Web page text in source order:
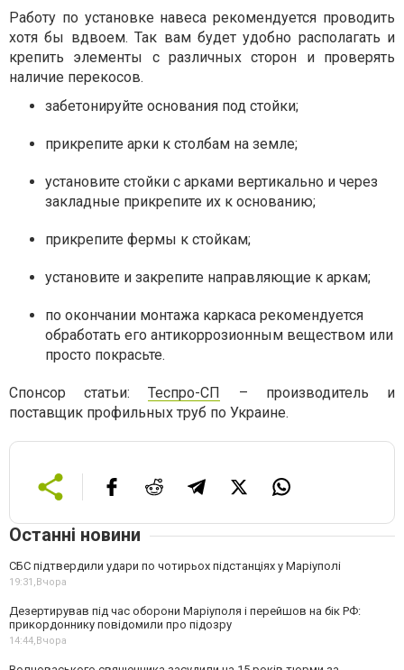
Работу по установке навеса рекомендуется проводить
хотя бы вдвоем. Так вам будет удобно располагать и
крепить элементы с различных сторон и проверять
наличие перекосов.
забетонируйте основания под стойки;
прикрепите арки к столбам на земле;
установите стойки с арками вертикально и через
закладные прикрепите их к основанию;
прикрепите фермы к стойкам;
установите и закрепите направляющие к аркам;
по окончании монтажа каркаса рекомендуется
обработать его антикоррозионным веществом или
просто покрасьте.
Спонсор статьи:Теспро-СП – производитель и
поставщик профильных труб по Украине.
Останні новини
СБС підтвердили удари по чотирьох підстанціях у Маріуполі
19:31,Вчора
Дезертирував під час оборони Маріуполя і перейшов на бік РФ:
прикордоннику повідомили про підозру
14:44,Вчора